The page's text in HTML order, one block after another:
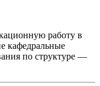
работу в
кафедральные
по структуре —